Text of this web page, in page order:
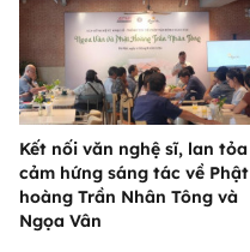
Kết nối văn nghệ sĩ, lan tỏa
cảm hứng sáng tác về Phật
hoàng Trần Nhân Tông và
Ngọa Vân